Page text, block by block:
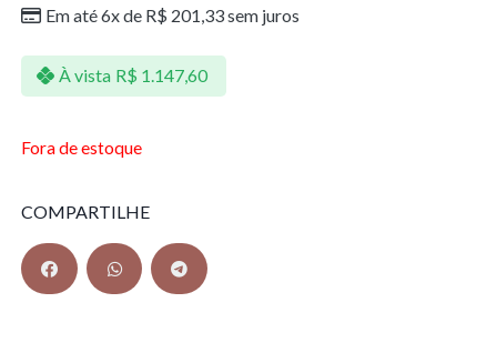
Em até 6x de R$ 201,33sem juros
À vista R$ 1.147,60
Fora de estoque
COMPARTILHE